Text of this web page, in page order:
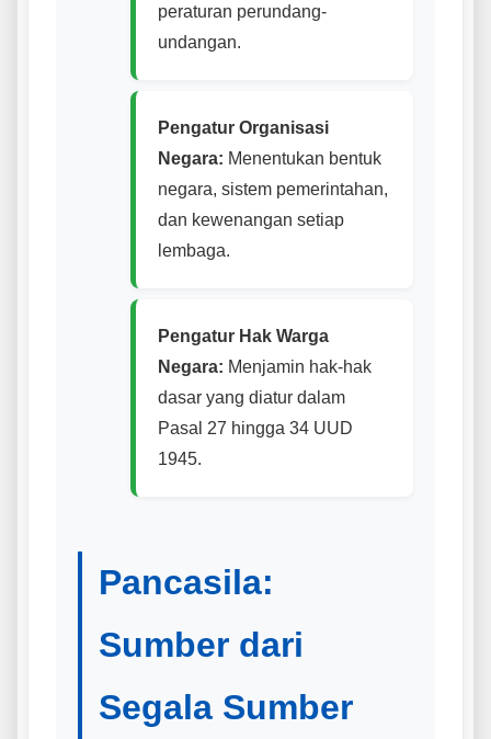
peraturan perundang-
undangan.
Pengatur Organisasi
Negara: Menentukan bentuk
negara, sistem pemerintahan,
dan kewenangan setiap
lembaga.
Pengatur Hak Warga
Negara: Menjamin hak-hak
dasar yang diatur dalam
Pasal 27 hingga 34 UUD
1945.
Pancasila:
Sumber dari
Segala Sumber